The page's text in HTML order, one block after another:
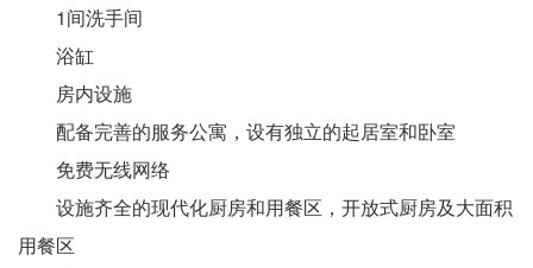
1间洗手间
浴缸
房内设施
配备完善的服务公寓，设有独立的起居室和卧室
免费无线网络
设施齐全的现代化厨房和用餐区， 开放式厨房及大面积
用餐区